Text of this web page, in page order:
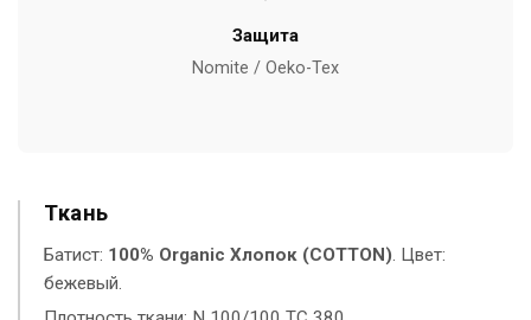
Защита
Nomite / Oeko-Tex
Ткань
Батист: 100% Organic Хлопок (COTTON). Цвет:
бежевый.